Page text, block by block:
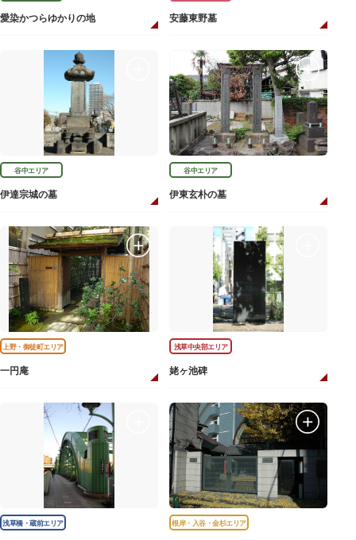
愛染かつらゆかりの地 安藤東野墓
谷中エリア
伊達宗城の墓
谷中エリア
伊東玄朴の墓
上野・御徒町エリア
一円庵
浅草中央部エリア
姥ヶ池碑
浅草橋・蔵前エリア 根岸・入谷・金杉エリア